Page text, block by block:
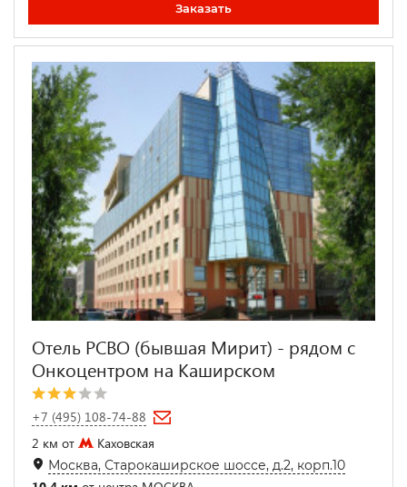
Заказать
Отель РСВО (бывшая Мирит) - рядом с
Онкоцентром на Каширском
+7 (495) 108-74-88
2 км от
Каховская
Москва, Старокаширское шоссе, д.2, корп.10